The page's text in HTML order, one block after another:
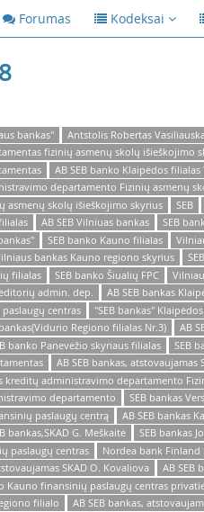
Forumas Kodeksai
bankas"
Antstolis Robertas
fizinių asmenų skolų išieškojimo
AB SEB banko Klaipėdos filialas
departamento Fizinių asmenų
asmenų skolų išieškojimo skyrius
SEB
AB SEB Vilniuas bankas SEB
SEB banko Kauno filialas
bankas Kauno regiono skyrius
filialas SEB banko Šiualių FPC
admin. dep.
AB SEB bankas
centras
"SEB bankas"
Regiono filialas Nr.3)
AB
banko Panevėžio skyriaus filialas
SEB
AB SEB bankas,
kreditų administravimo departamento
departamento
SEB bankas
paslaugų centrą
AB SEB bankas
bankas,SKAD G. Meškaitė
SEB bankas
paslaugų centras
Nordea bank
SKAD O. Kovaliova AB SEB
Kauno finansinių paslaugų centras
filialo
AB SEB bankas,